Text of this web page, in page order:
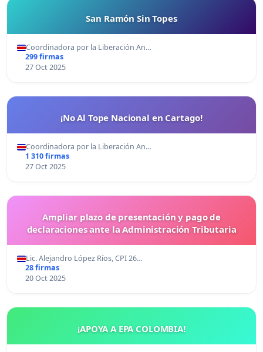
San Ramón Sin Topes
Coordinadora por la Liberación An…
299 firmas
27 Oct 2025
¡No Al Tope Nacional en Cartago!
Coordinadora por la Liberación An…
1 310 firmas
27 Oct 2025
Ampliar plazo de presentación y pago de
declaraciones ante la Administración Tributaria
Lic. Alejandro López Ríos, CPI 26…
28 firmas
20 Oct 2025
¡APOYA A EPA COLOMBIA!